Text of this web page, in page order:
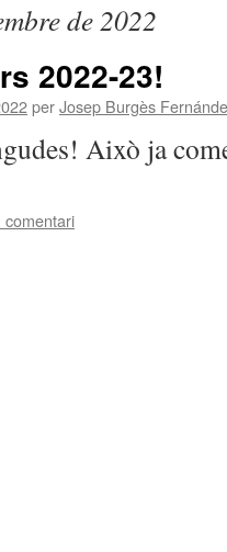
de 2022
2022-23!
perJosep Burgès
Això ja
comentari